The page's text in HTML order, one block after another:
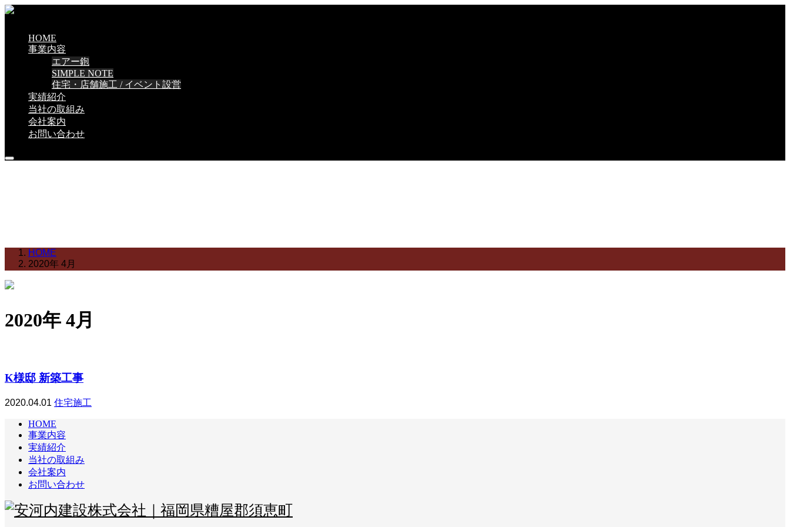
HOME
事業内容
エアー鉋
SIMPLE NOTE
住宅・店舗施工 / イベント設営
実績紹介
当社の取組み
会社案内
お問い合わせ
HOME
2020年 4月
2020年 4月
K様邸 新築工事
2020.04.01 住宅施工
HOME
事業内容
実績紹介
当社の取組み
会社案内
お問い合わせ